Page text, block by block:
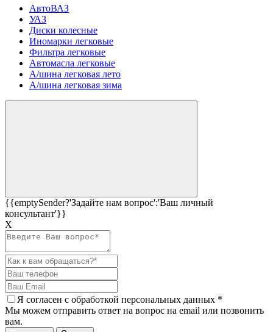
АвтоВАЗ
УАЗ
Диски колесные
Иномарки легковые
Фильтра легковые
Автомасла легковые
А/шина легковая лето
А/шина легковая зима
{{emptySender?'Задайте нам вопрос':'Ваш личный
консультант'}}
Х
Я согласен c обработкой персональных данных *
Мы можем отправить ответ на вопрос на email или позвонить
вам.